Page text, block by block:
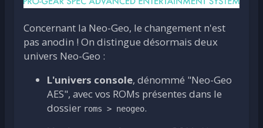
Concernant la Neo-Geo, le changement n'est
pas anodin ! On distingue désormais deux
univers Neo-Geo :
L'univers console, dénommé "Neo-Geo
AES", avec vos ROMs présentes dans le
dossier roms > neogeo.